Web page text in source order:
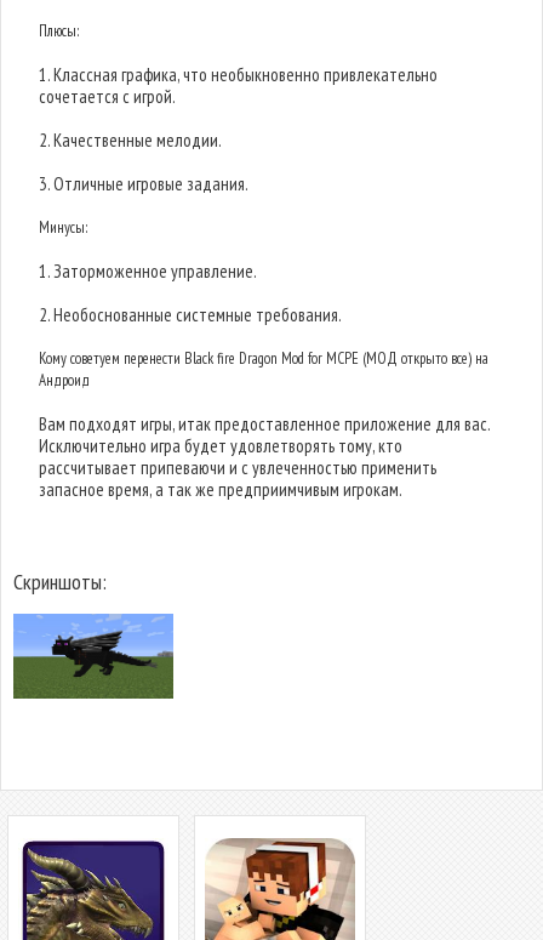
Плюсы:
1. Классная графика, что необыкновенно привлекательно
сочетается с игрой.
2. Качественные мелодии.
3. Отличные игровые задания.
Минусы:
1. Заторможенное управление.
2. Необоснованные системные требования.
Кому советуем перенести Black fire Dragon Mod for MCPE (МОД открыто все) на
Андроид
Вам подходят игры, итак предоставленное приложение для вас.
Исключительно игра будет удовлетворять тому, кто
рассчитывает припеваючи и с увлеченностью применить
запасное время, а так же предприимчивым игрокам.
Скриншоты: